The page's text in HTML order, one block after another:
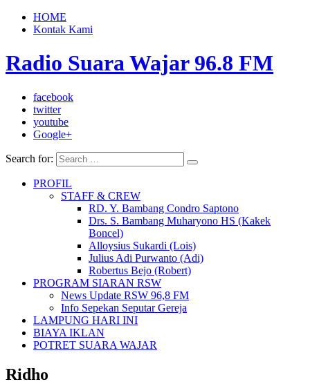
HOME
Kontak Kami
Radio Suara Wajar 96.8 FM
facebook
twitter
youtube
Google+
Search for:
PROFIL
STAFF & CREW
RD. Y. Bambang Condro Saptono
Drs. S. Bambang Muharyono HS (Kakek
Boncel)
Alloysius Sukardi (Lois)
Julius Adi Purwanto (Adi)
Robertus Bejo (Robert)
PROGRAM SIARAN RSW
News Update RSW 96,8 FM
Info Sepekan Seputar Gereja
LAMPUNG HARI INI
BIAYA IKLAN
POTRET SUARA WAJAR
Ridho